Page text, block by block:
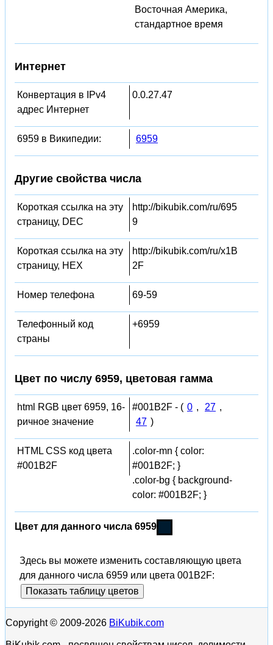
Восточная Америка,
стандартное время
Интернет
Конвертация в IPv4
адрес Интернет
0.0.27.47
6959 в Википедии: 6959
Другие свойства числа
Короткая ссылка на эту
страницу, DEC
http://bikubik.com/ru/695
9
Короткая ссылка на эту
страницу, HEX
http://bikubik.com/ru/x1B
2F
Номер телефона 69-59
Телефонный код
страны
+6959
Цвет по числу 6959, цветовая гамма
html RGB цвет 6959, 16-
ричное значение
#001B2F - ( 0 , 27 ,
47 )
HTML CSS код цвета
#001B2F
.color-mn { color:
#001B2F; }
.color-bg { background-
color: #001B2F; }
Цвет для данного числа 6959
Здесь вы можете изменить составляющую цвета
для данного числа 6959 или цвета 001B2F:
Показать таблицу цветов
Copyright © 2009-2026 BiKubik.com